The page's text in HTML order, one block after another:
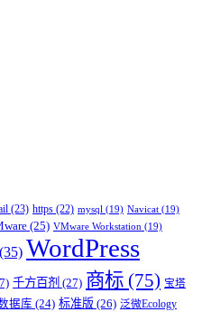
(23) https (22) mysql (19) Navicat (19)
(25) VMware Workstation (19)
(35) WordPress
千方百剂 (27) 商标 (75) 宝塔
据库 (24) 标准版 (26) 泛微Ecology